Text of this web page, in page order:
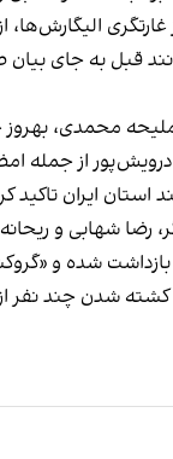
اليگارش ها،
قبل به جای
محمدی،
پور از جمله
استان ایران
رضا شهابی و
شده و
شدن چند نفر